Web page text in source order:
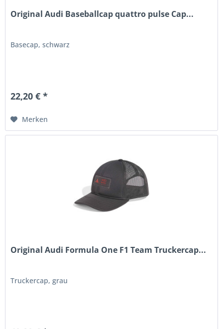
Original Audi Baseballcap quattro pulse Cap...
Basecap, schwarz
22,20 € *
Merken
Original Audi Formula One F1 Team Truckercap...
Truckercap, grau